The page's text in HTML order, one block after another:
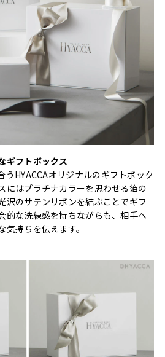
ギフトボックス
うHYACCAオリジナルのギフトボック
にはプラチナカラーを思わせる箔の
沢のサテンリボンを結ぶことでギフ
的な洗練感を持ちながらも、相手へ
持ちを伝えます。